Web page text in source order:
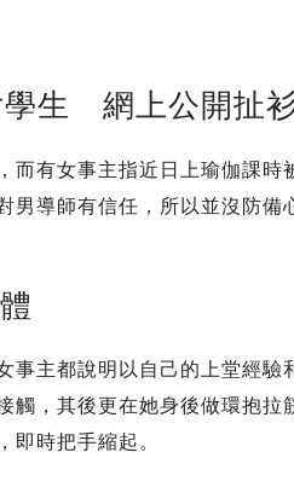
生 網上公開扯
而有女事主指近日上瑜伽課時
男導師有信任，所以並沒防備
事主都說明以自己的上堂經驗
觸，其後更在她身後做環抱拉
即時把手縮起。